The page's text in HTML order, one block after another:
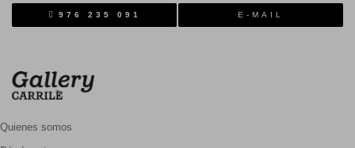
976 235 091 E-MAIL
Quienes somos